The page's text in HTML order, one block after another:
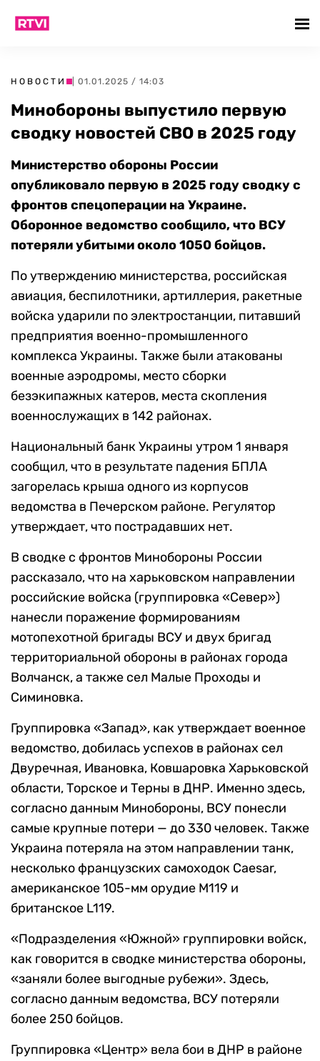
НОВОСТИ | 01.01.2025 / 14:03
Минобороны выпустило первую
сводку новостей СВО в 2025 году
Министерство обороны России
опубликовало первую в 2025 году сводку с
фронтов спецоперации на Украине.
Оборонное ведомство сообщило, что ВСУ
потеряли убитыми около 1050 бойцов.
По утверждению министерства, российская
авиация, беспилотники, артиллерия, ракетные
войска ударили по электростанции, питавший
предприятия военно-промышленного
комплекса Украины. Также были атакованы
военные аэродромы, место сборки
безэкипажных катеров, места скопления
военнослужащих в 142 районах.
Национальный банк Украины утром 1 января
сообщил, что в результате падения БПЛА
загорелась крыша одного из корпусов
ведомства в Печерском районе. Регулятор
утверждает, что пострадавших нет.
В сводке с фронтов Минобороны России
рассказало, что на харьковском направлении
российские войска (группировка «Север»)
нанесли поражение формированиям
мотопехотной бригады ВСУ и двух бригад
территориальной обороны в районах города
Волчанск, а также сел Малые Проходы и
Симиновка.
Группировка «Запад», как утверждает военное
ведомство, добилась успехов в районах сел
Двуречная, Ивановка, Ковшаровка Харьковской
области, Торское и Терны в ДНР. Именно здесь,
согласно данным Минобороны, ВСУ понесли
самые крупные потери — до 330 человек. Также
Украина потеряла на этом направлении танк,
несколько французских самоходок Caesar,
американское 105-мм орудие М119 и
британское L119.
«Подразделения «Южной» группировки войск,
как говорится в сводке министерства обороны,
«заняли более выгодные рубежи». Здесь,
согласно данным ведомства, ВСУ потеряли
более 250 бойцов.
Группировка «Центр» вела бои в ДНР в районе